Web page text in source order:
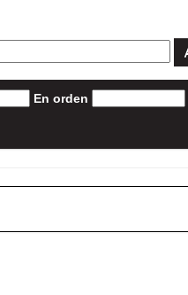
En orden